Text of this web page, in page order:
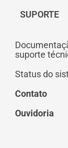
SUPORTE
suporte
Status do
Contato
Ouvidoria